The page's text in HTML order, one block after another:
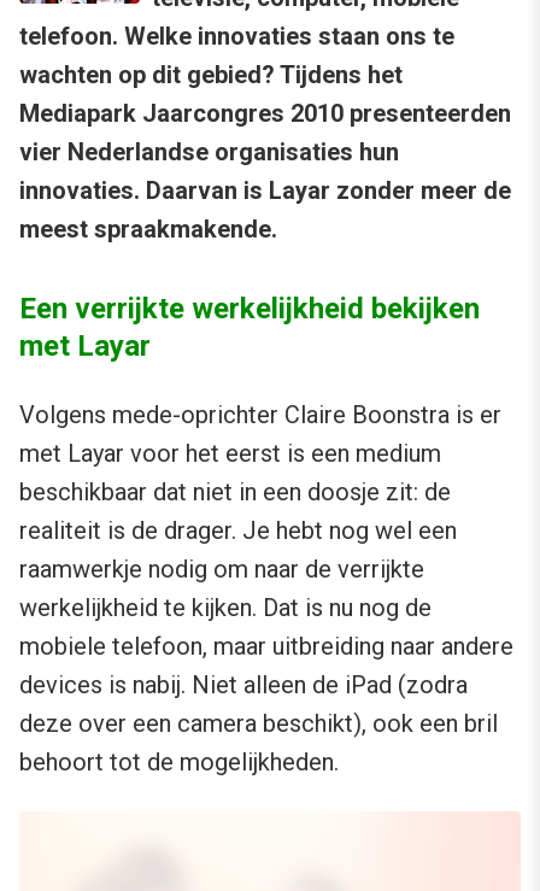
telefoon. Welke innovaties staan ons te
wachten op dit gebied? Tijdens het
Mediapark Jaarcongres 2010 presenteerden
vier Nederlandse organisaties hun
innovaties. Daarvan is Layar zonder meer de
meest spraakmakende.
Een verrijkte werkelijkheid bekijken
met Layar
Volgens mede-oprichter Claire Boonstra is er
met Layar voor het eerst is een medium
beschikbaar dat niet in een doosje zit: de
realiteit is de drager. Je hebt nog wel een
raamwerkje nodig om naar de verrijkte
werkelijkheid te kijken. Dat is nu nog de
mobiele telefoon, maar uitbreiding naar andere
devices is nabij. Niet alleen de iPad (zodra
deze over een camera beschikt), ook een bril
behoort tot de mogelijkheden.